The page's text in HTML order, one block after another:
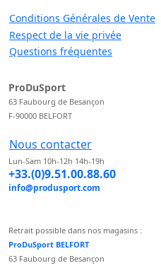
Conditions Générales de Vente
Respect de la vie privée
Questions fréquentes
ProDuSport
63 Faubourg de Besançon
F-90000 BELFORT
Nous contacter
Lun-Sam 10h-12h 14h-19h
+33.(0)9.51.00.88.60
info@produsport.com
Retrait possible dans nos magasins :
ProDuSport BELFORT
63 Faubourg de Besançon